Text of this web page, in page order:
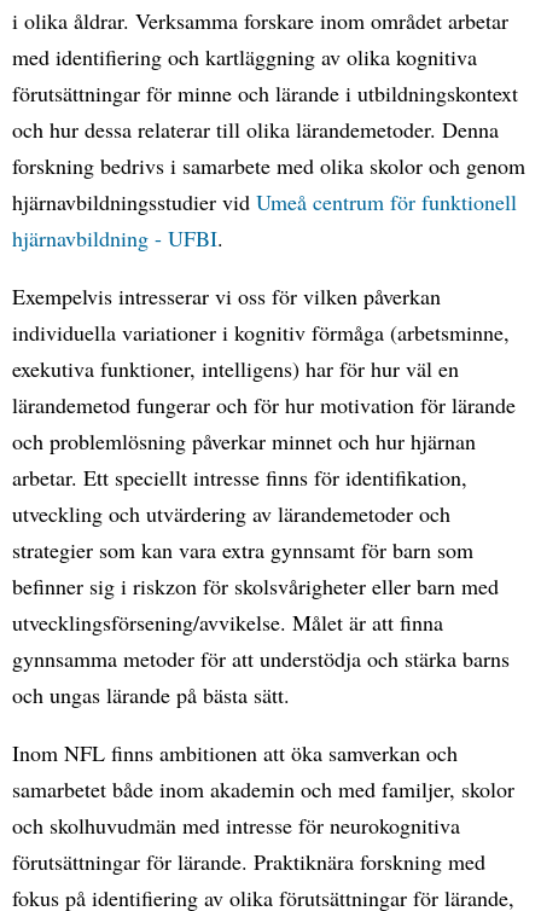
i olika åldrar. Verksamma forskare inom området arbetar
med identifiering och kartläggning av olika kognitiva
förutsättningar för minne och lärande i utbildningskontext
och hur dessa relaterar till olika lärandemetoder. Denna
forskning bedrivs i samarbete med olika skolor och genom
hjärnavbildningsstudier vid Umeå centrum för funktionell
hjärnavbildning - UFBI.
Exempelvis intresserar vi oss för vilken påverkan
individuella variationer i kognitiv förmåga (arbetsminne,
exekutiva funktioner, intelligens) har för hur väl en
lärandemetod fungerar och för hur motivation för lärande
och problemlösning påverkar minnet och hur hjärnan
arbetar. Ett speciellt intresse finns för identifikation,
utveckling och utvärdering av lärandemetoder och
strategier som kan vara extra gynnsamt för barn som
befinner sig i riskzon för skolsvårigheter eller barn med
utvecklingsförsening/avvikelse. Målet är att finna
gynnsamma metoder för att understödja och stärka barns
och ungas lärande på bästa sätt.
Inom NFL finns ambitionen att öka samverkan och
samarbetet både inom akademin och med familjer, skolor
och skolhuvudmän med intresse för neurokognitiva
förutsättningar för lärande. Praktiknära forskning med
fokus på identifiering av olika förutsättningar för lärande,